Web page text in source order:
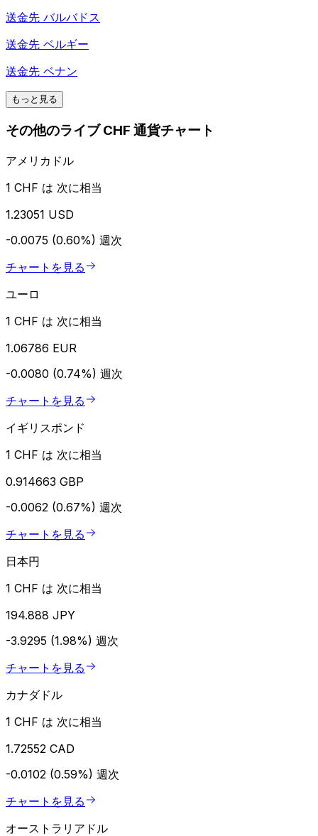
送金先 バルバドス
送金先 ベルギー
送金先 ベナン
もっと見る
その他のライブ CHF 通貨チャート
アメリカドル
1 CHF は 次に相当
1.23051 USD
-0.0075 (0.60%) 週次
チャートを見る
ユーロ
1 CHF は 次に相当
1.06786 EUR
-0.0080 (0.74%) 週次
チャートを見る
イギリスポンド
1 CHF は 次に相当
0.914663 GBP
-0.0062 (0.67%) 週次
チャートを見る
日本円
1 CHF は 次に相当
194.888 JPY
-3.9295 (1.98%) 週次
チャートを見る
カナダドル
1 CHF は 次に相当
1.72552 CAD
-0.0102 (0.59%) 週次
チャートを見る
オーストラリアドル